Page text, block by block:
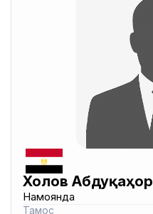
Холов Абдуқаҳор
Намоянда
Тамос